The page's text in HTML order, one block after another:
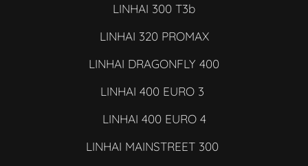
LINHAI 300 T3b
LINHAI 320 PROMAX
LINHAI DRAGONFLY 400
LINHAI 400 EURO 3
LINHAI 400 EURO 4
LINHAI MAINSTREET 300